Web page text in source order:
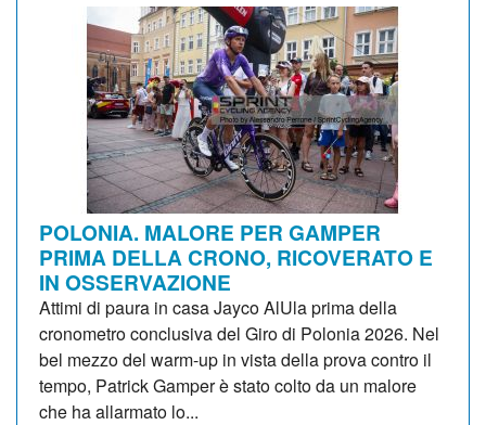
POLONIA. MALORE PER GAMPER
PRIMA DELLA CRONO, RICOVERATO E
IN OSSERVAZIONE
Attimi di paura in casa Jayco AlUla prima della
cronometro conclusiva del Giro di Polonia 2026. Nel
bel mezzo del warm-up in vista della prova contro il
tempo, Patrick Gamper è stato colto da un malore
che ha allarmato lo...